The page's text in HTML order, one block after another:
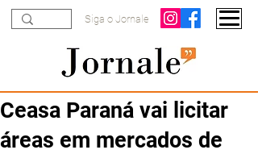
Siga o Jornale
Ceasa Paraná vai licitar
áreas em mercados de